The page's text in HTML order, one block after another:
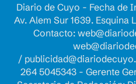
Diario de Cuyo - Fecha de
Av. Alem Sur 1639.
Contacto:
/
264 5045343 - Gerente